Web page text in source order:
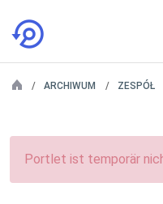
ARCHIWUM ZESPÓŁ
Portlet ist temporär